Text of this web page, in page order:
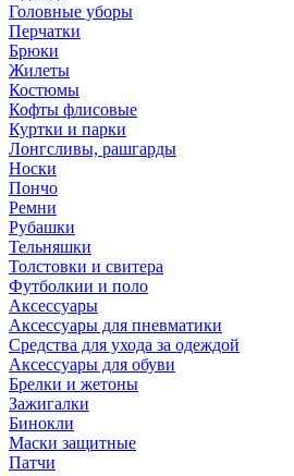
Головные уборы
Перчатки
Брюки
Жилеты
Костюмы
Кофты флисовые
Куртки и парки
Лонгсливы, рашгарды
Носки
Пончо
Ремни
Рубашки
Тельняшки
Толстовки и свитера
Футболкии и поло
Аксессуары
Аксессуары для пневматики
Средства для ухода за одеждой
Аксессуары для обуви
Брелки и жетоны
Зажигалки
Бинокли
Маски защитные
Патчи